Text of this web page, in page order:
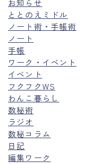
お知らせ
ととのえミドル
ノート術・手帳術
ノート
手帳
ワーク・イベント
イベント
フクフクWS
わんこ暮らし
数秘術
ラジオ
数秘コラム
日記
編集ワーク